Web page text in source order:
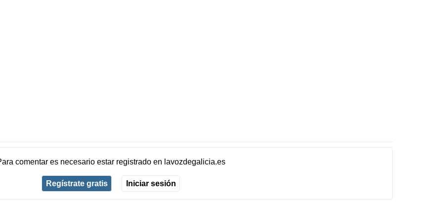
comentar es necesario estar registradoen lavozdegalicia.es
Regístrate gratis Iniciar sesión